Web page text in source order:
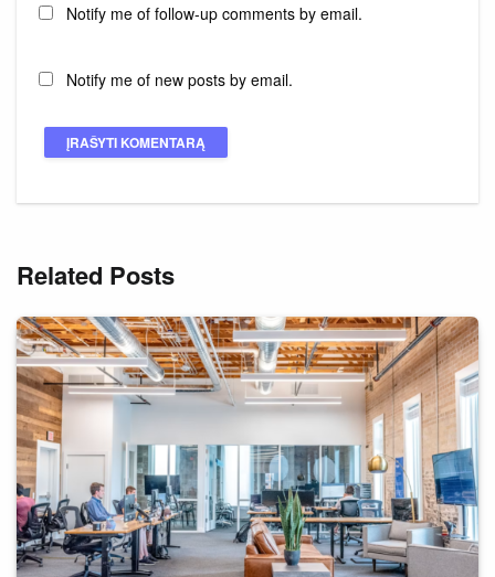
Notify me of follow-up comments by email.
Notify me of new posts by email.
Related Posts